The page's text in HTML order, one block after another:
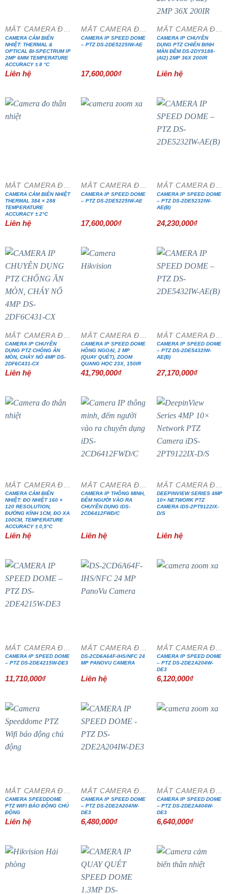
MẮT CAMERA ĐẶC CHỦNG
CAMERA CẢM BIẾN
NHIỆT: THERMAL &
OPTICAL BI-SPECTRUM IP
2MP 6MM TEMPERATURE
ACCURACY ± 8 °C
Liên hệ
MẮT CAMERA ĐẶC CHỦNG
CAMERA IP SPEED DOME
– PTZ DS-2DE5225IW-AE
17,600,000₫
MẮT CAMERA ĐẶC CHỦNG
CAMERA IP CHUYÊN
DỤNG PTZ CHIẾN BINH
MÀN ĐÊM DS-2DY9188-
(AI2) 2MP 36X 200IR
Liên hệ
MẮT CAMERA ĐẶC CHỦNG
CAMERA CẢM BIẾN NHIỆT
THERMAL 384 × 288
TEMPERATURE
ACCURACY ± 2°C
Liên hệ
MẮT CAMERA ĐẶC CHỦNG
CAMERA IP SPEED DOME
– PTZ DS-2DE5225IW-AE
17,600,000₫
MẮT CAMERA ĐẶC CHỦNG
CAMERA IP SPEED DOME
– PTZ DS-2DE5232IW-
AE(B)
24,230,000₫
CAMERA IP CHUYÊN
DỤNG PTZ CHỐNG ĂN
MÒN, CHÁY NỔ 4MP DS-
2DF6C431-CX
Liên hệ
CAMERA IP SPEED DOME
HỒNG NGOẠI, 2 MP
(QUAY QUÉT), ZOOM
QUANG HỌC 23X, 150IR
41,790,000₫
CAMERA IP SPEED DOME
– PTZ DS-2DE5432IW-
AE(B)
27,170,000₫
CAMERA CẢM BIẾN
NHIỆT: ĐO NHIỆT 160 ×
120 RESOLUTION,
ĐƯỜNG KÍNH 1CM, ĐO XA
100CM, TEMPERATURE
ACCURACY ± 0,5°C
Liên hệ
CAMERA IP THÔNG MINH,
ĐẾM NGƯỜI VÀO RA
CHUYÊN DỤNG IDS-
2CD6412FWD/C
Liên hệ
DEEPINVIEW SERIES 4MP
10× NETWORK PTZ
CAMERA IDS-2PT9122IX-
D/S
Liên hệ
CAMERA IP SPEED DOME
– PTZ DS-2DE4215W-DE3
11,710,000₫
DS-2CD6A64F-IHS/NFC 24
MP PANOVU CAMERA
Liên hệ
CAMERA IP SPEED DOME
– PTZ DS-2DE2A204W-
DE3
6,120,000₫
CAMERA SPEEDDOME
PTZ WIFI BÁO ĐỘNG CHỦ
ĐỘNG
Liên hệ
CAMERA IP SPEED DOME
– PTZ DS-2DE2A204IW-
DE3
6,480,000₫
CAMERA IP SPEED DOME
– PTZ DS-2DE2A404W-
DE3
6,640,000₫